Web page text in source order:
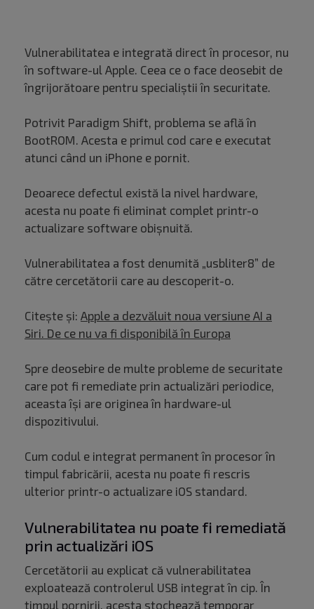
Vulnerabilitatea e integrată direct în procesor, nu
în software-ul Apple. Ceea ce o face deosebit de
îngrijorătoare pentru specialiștii în securitate.
Potrivit Paradigm Shift, problema se află în
BootROM. Acesta e primul cod care e executat
atunci când un iPhone e pornit.
Deoarece defectul există la nivel hardware,
acesta nu poate fi eliminat complet printr-o
actualizare software obișnuită.
Vulnerabilitatea a fost denumită „usbliter8” de
către cercetătorii care au descoperit-o.
Citește și: Apple a dezvăluit noua versiune AI a
Siri. De ce nu va fi disponibilă în Europa
Spre deosebire de multe probleme de securitate
care pot fi remediate prin actualizări periodice,
aceasta își are originea în hardware-ul
dispozitivului.
Cum codul e integrat permanent în procesor în
timpul fabricării, acesta nu poate fi rescris
ulterior printr-o actualizare iOS standard.
Vulnerabilitatea nu poate fi remediată
prin actualizări iOS
Cercetătorii au explicat că vulnerabilitatea
exploatează controlerul USB integrat în cip. În
timpul pornirii, acesta stochează temporar